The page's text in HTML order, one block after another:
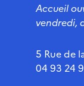
Accueil
vendredi,
5 Rue de
04 93 24